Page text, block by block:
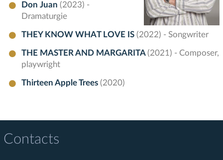
Don Juan (2023) -
Dramaturgie
THEY KNOW WHAT LOVE IS (2022) - Songwriter
THE MASTER AND MARGARITA(2021) - Composer,
playwright
Thirteen Apple Trees (2020)
Contacts